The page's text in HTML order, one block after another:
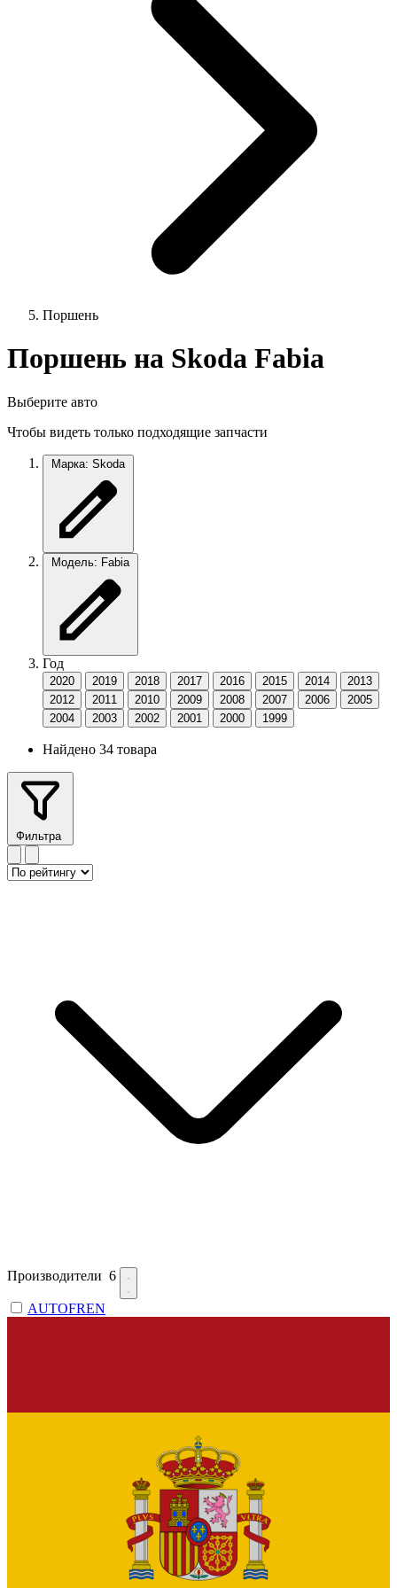
Поршень
Поршень на Skoda Fabia
Выберите авто
Чтобы видеть только подходящие запчасти
Марка: Skoda
Модель: Fabia
Год
2020 2019 2018 2017 2016 2015 2014
2013
2012
2011 2010 2009 2008 2007 2006
2005
2004
2003 2002 2001 2000 1999
Найдено 34 товара
Фильтра
Производители 6
AUTOFREN